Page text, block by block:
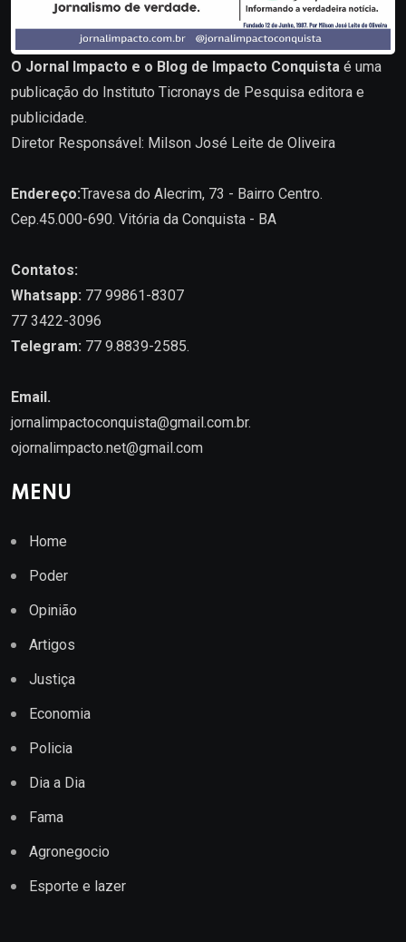
O Jornal Impacto e o Blog de Impacto Conquista é uma
publicação do Instituto Ticronays de Pesquisa editora e
publicidade.
Diretor Responsável: Milson José Leite de Oliveira
Endereço:Travesa do Alecrim, 73 - Bairro Centro.
Cep.45.000-690. Vitória da Conquista - BA
Contatos:
Whatsapp: 77 99861-8307
77 3422-3096
Telegram: 77 9.8839-2585.
Email.
jornalimpactoconquista@gmail.com.br.
ojornalimpacto.net@gmail.com
MENU
Home
Poder
Opinião
Artigos
Justiça
Economia
Policia
Dia a Dia
Fama
Agronegocio
Esporte e lazer